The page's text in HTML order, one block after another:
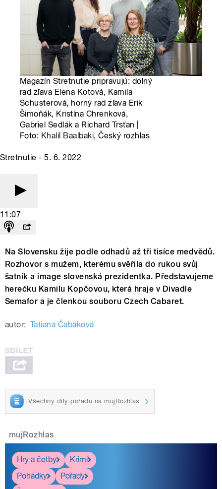
Magazín Stretnutie pripravujú: dolný
rad zľava Elena Kotová, Kamila
Schusterová, horný rad zľava Erik
Šimoňák, Kristína Chrenková,
Gabriel Sedlák a Richard Trsťan |
Foto: Khalil Baalbaki, Český rozhlas
Stretnutie - 5. 6. 2022
11:07
Na Slovensku žije podle odhadů až tři tisíce medvědů.
Rozhovor s mužem, kterému svěřila do rukou svůj
šatník a image slovenská prezidentka. Představujeme
herečku Kamilu Kopčovou, která hraje v Divadle
Semafor a je členkou souboru Czech Cabaret.
autor: Tatiana Čabáková
Všechny díly pořadu na mujRozhlas
mujRozhlas
Hry a četby
Krimi
Pohádky
Pořady